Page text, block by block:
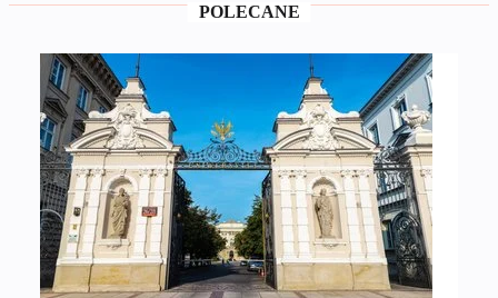
POLECANE